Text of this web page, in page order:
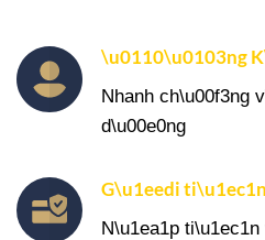
\u0110\u0103ng
Nhanh ch\u00f3ng
d\u00e0ng
G\u1eedi ti\u1ec1n
N\u1ea1p